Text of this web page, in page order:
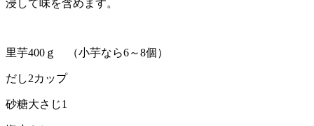
浸して味を含めます。
里芋400ｇ （小芋なら6～8個）
だし2カップ
砂糖大さじ1